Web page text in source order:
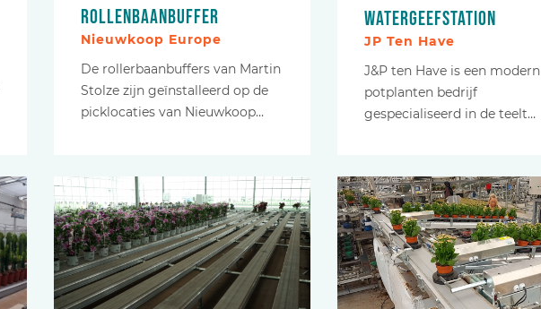
Rollenbaanbuffer
Nieuwkoop Europe
De rollerbaanbuffers van Martin
Stolze zijn geïnstalleerd op de
picklocaties van Nieuwkoop…
Watergeefstation
JP Ten Have
J&P ten Have is een modern
potplanten bedrijf
gespecialiseerd in de teelt…